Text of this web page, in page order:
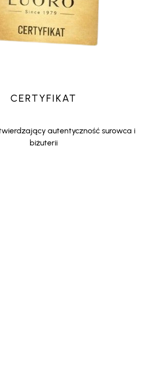
CERTYFIKAT
autentyczność surowca i
biżuterii